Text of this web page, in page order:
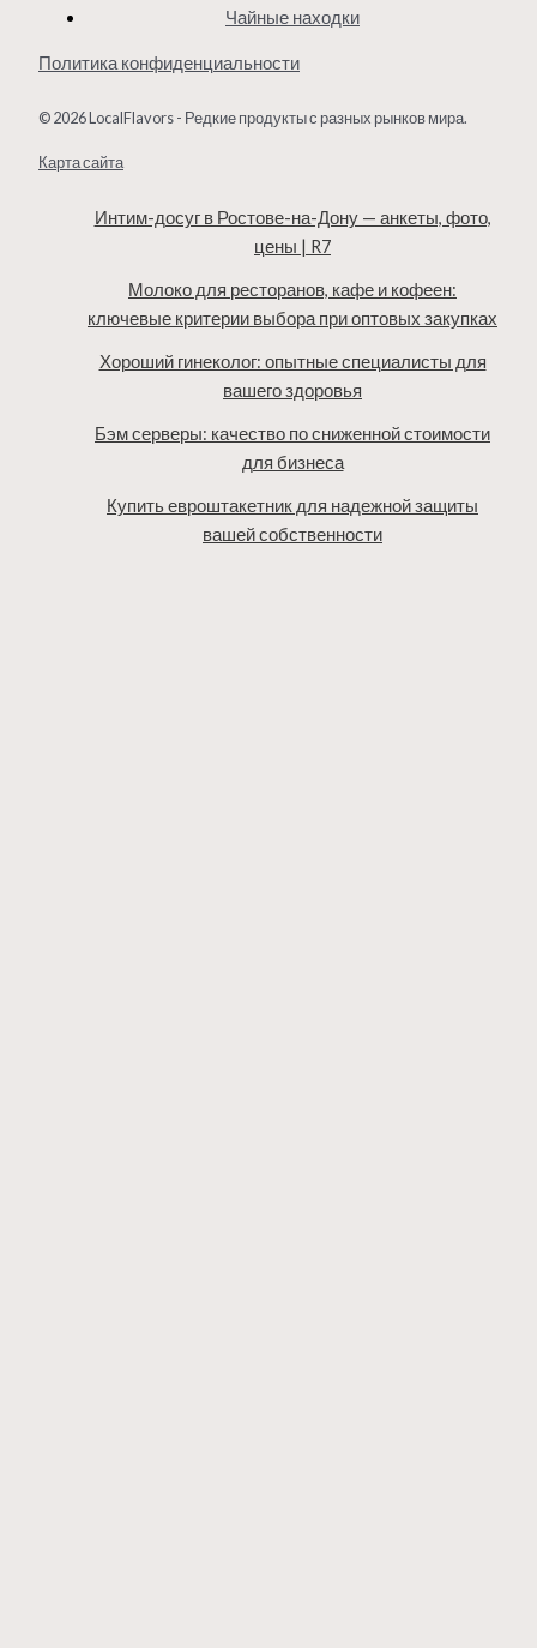
Чайные находки
Политика конфиденциальности
© 2026 LocalFlavors - Редкие продукты с разных рынков мира.
Карта сайта
Интим-досуг в Ростове-на-Дону — анкеты, фото,
цены | R7
Молоко для ресторанов, кафе и кофеен:
ключевые критерии выбора при оптовых закупках
Хороший гинеколог: опытные специалисты для
вашего здоровья
Бэм серверы: качество по сниженной стоимости
для бизнеса
Купить евроштакетник для надежной защиты
вашей собственности